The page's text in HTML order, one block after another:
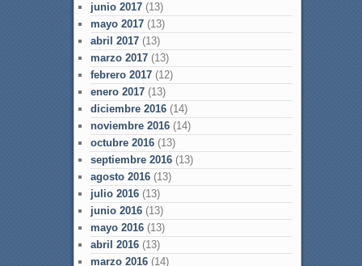
junio 2017(13)
mayo 2017(13)
abril 2017(13)
marzo 2017(13)
febrero 2017(12)
enero 2017(13)
diciembre 2016(14)
noviembre 2016(14)
octubre 2016(13)
septiembre 2016(13)
agosto 2016(13)
julio 2016(13)
junio 2016(13)
mayo 2016(13)
abril 2016(13)
marzo 2016(14)